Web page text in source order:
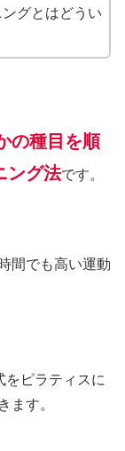
グとはどうい
の種目を順
ング法です。
間でも高い運動
ピラティスに
ます。